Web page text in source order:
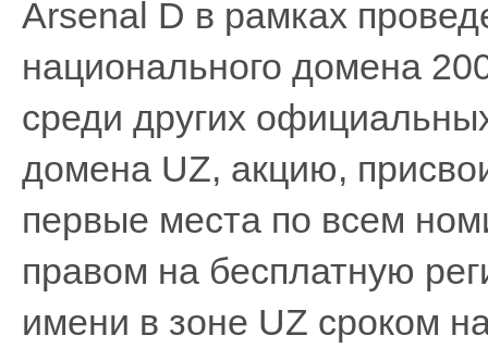
Arsenal D в рамках
национального домена
среди других
домена UZ, акцию,
первые места по всем
правом на бесплатную
имени в зоне UZ сроком